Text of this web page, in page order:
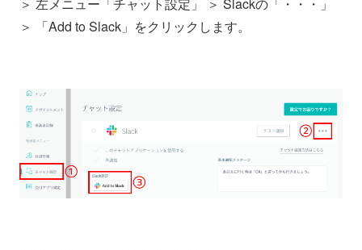
＞ 「Add to Slack」をクリックします。